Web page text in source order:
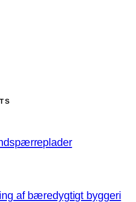
af bæredygtigt byggeri